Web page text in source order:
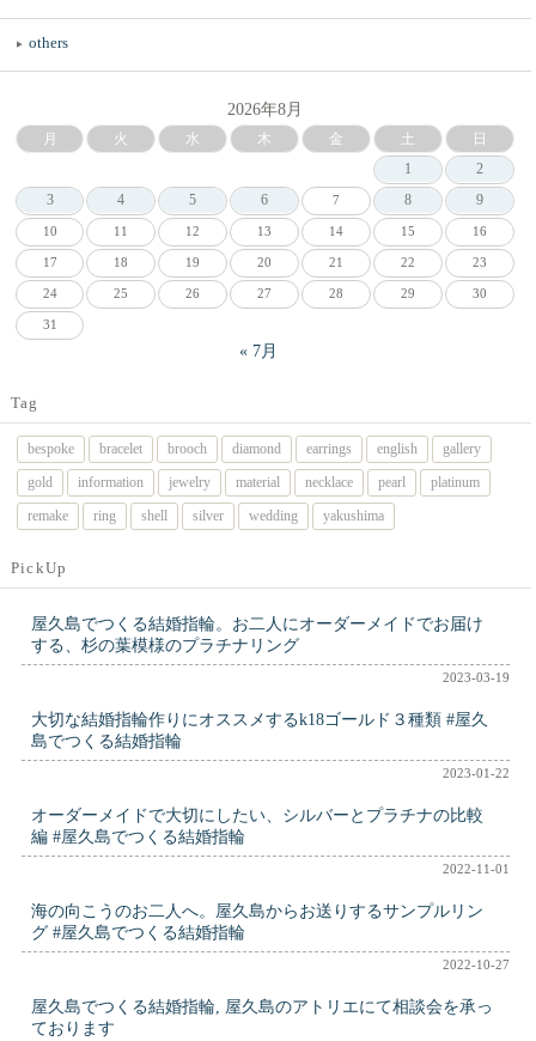
others
2026年8月
月 火 水 木 金 土
日
1
2
3
4 5 6 7 8 9
10 11 12 13 14 15 16
17 18 19 20 21 22 23
24 25 26 27 28 29 30
31
« 7月
Tag
bespoke bracelet brooch diamond earrings english
gallery
gold
information jewelry material necklace pearl
platinum
remake
ring shell silver wedding yakushima
PickUp
屋久島でつくる結婚指輪。お二人にオーダーメイドでお届け
する、杉の葉模様のプラチナリング
2023-03-19
大切な結婚指輪作りにオススメするk18ゴールド３種類 #屋久
島でつくる結婚指輪
2023-01-22
オーダーメイドで大切にしたい、シルバーとプラチナの比較
編 #屋久島でつくる結婚指輪
2022-11-01
海の向こうのお二人へ。屋久島からお送りするサンプルリン
グ #屋久島でつくる結婚指輪
2022-10-27
屋久島でつくる結婚指輪, 屋久島のアトリエにて相談会を承っ
ております